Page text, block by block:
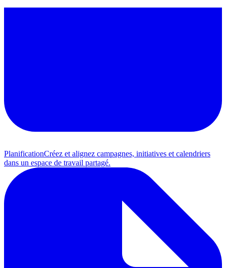
PlanificationCréez et alignez campagnes, initiatives et calendriers
dans un espace de travail partagé.